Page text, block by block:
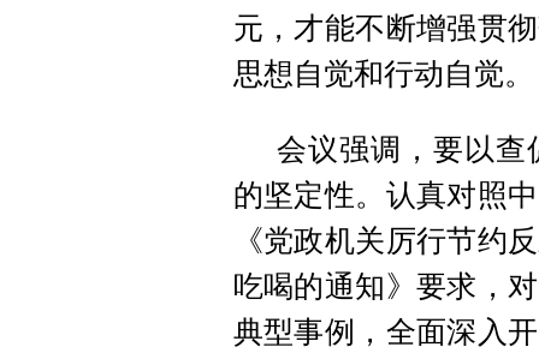
元，才能不断增强贯
思想自觉和行动自觉。
会议强调，要以查
的坚定性。认真对照
《党政机关厉行节约
吃喝的通知》要求，
典型事例，全面深入